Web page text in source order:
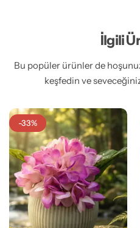
İlgili
Bu popüler ürünler de
keşfedin ve
-33%